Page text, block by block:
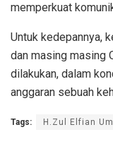
memperkuat
Untuk kedepannya,
dan masing masing
dilakukan, dalam
anggaran sebuah
Tags: H.Zul Elfian